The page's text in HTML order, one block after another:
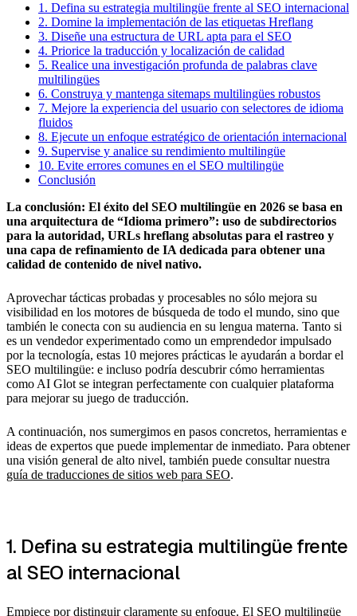
1. Defina su estrategia multilingüe frente al SEO internacional
2. Domine la implementación de las etiquetas Hreflang
3. Diseñe una estructura de URL apta para el SEO
4. Priorice la traducción y localización de calidad
5. Realice una investigación profunda de palabras clave
multilingües
6. Construya y mantenga sitemaps multilingües robustos
7. Mejore la experiencia del usuario con selectores de idioma
fluidos
8. Ejecute un enfoque estratégico de orientación internacional
9. Supervise y analice su rendimiento multilingüe
10. Evite errores comunes en el SEO multilingüe
Conclusión
La conclusión: El éxito del SEO multilingüe en 2026 se basa en
una arquitectura de “Idioma primero”: uso de subdirectorios
para la autoridad, URLs hreflang absolutas para el rastreo y
una capa de refinamiento de IA dedicada para obtener una
calidad de contenido de nivel nativo.
Aprovechar tácticas probadas y procesables no sólo mejora su
visibilidad en los motores de búsqueda de todo el mundo, sino que
también le conecta con su audiencia en su lengua materna. Tanto si
es un vendedor experimentado como un emprendedor impulsado
por la tecnología, estas 10 mejores prácticas le ayudarán a bordar el
SEO multilingüe: e incluso podría descubrir cómo herramientas
como AI Glot se integran perfectamente con cualquier plataforma
para mejorar su juego de traducción.
A continuación, nos sumergimos en pasos concretos, herramientas e
ideas de expertos que puede implementar de inmediato. Para obtener
una visión general de alto nivel, también puede consultar nuestra
guía de traducciones de sitios web para SEO.
1. Defina su estrategia multilingüe frente
al SEO internacional
Empiece por distinguir claramente su enfoque. El SEO multilingüe